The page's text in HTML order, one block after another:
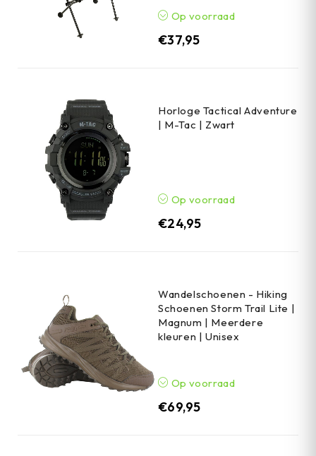
Op voorraad
€37,95
Horloge Tactical Adventure
| M-Tac | Zwart
Op voorraad
€24,95
Wandelschoenen - Hiking
Schoenen Storm Trail Lite |
Magnum | Meerdere
kleuren | Unisex
Op voorraad
€69,95